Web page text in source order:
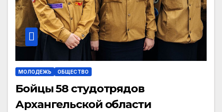
МОЛОДЕЖЬ ОБЩЕСТВО
Бойцы 58 студотрядов
Архангельской области